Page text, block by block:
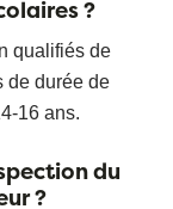
?
qualifiés de
de durée de
16 ans.
du
?